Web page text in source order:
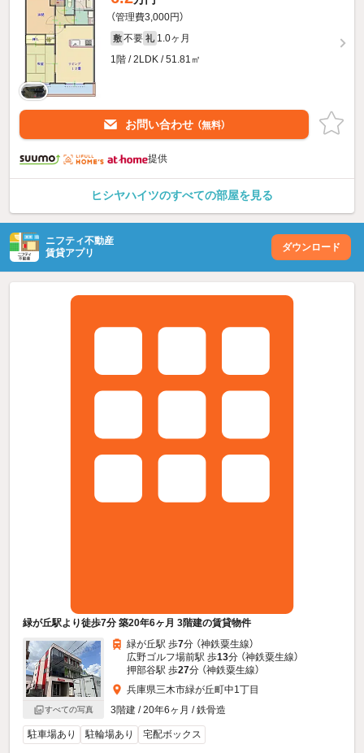
（管理費3,000円）
敷 不要 礼 1.0ヶ月
1階 / 2LDK / 51.81㎡
お問い合わせ （無料）
提供
ヒシヤハイツのすべての部屋を見る
ニフティ不動産
賃貸アプリ
ダウンロード
緑が丘駅より徒歩7分 築20年6ヶ月 3階建の賃貸物件
すべての写真
緑が丘駅 歩7分 （神鉄粟生線）
広野ゴルフ場前駅 歩13分 （神鉄粟生線）
押部谷駅 歩27分 （神鉄粟生線）
兵庫県三木市緑が丘町中1丁目
3階建 / 20年6ヶ月 / 鉄骨造
駐車場あり 駐輪場あり 宅配ボックス